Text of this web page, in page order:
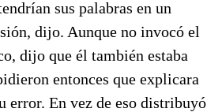
sus palabras en un
dijo. Aunque no invocó el
dijo que él también estaba
entonces que explicara
error. En vez de eso distribuyó